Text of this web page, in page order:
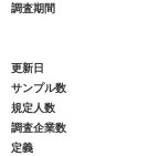
調査期間
更新日
サンプル数
規定人数
調査企業数
定義